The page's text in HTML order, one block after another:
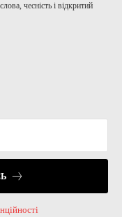
чесність і відкритий